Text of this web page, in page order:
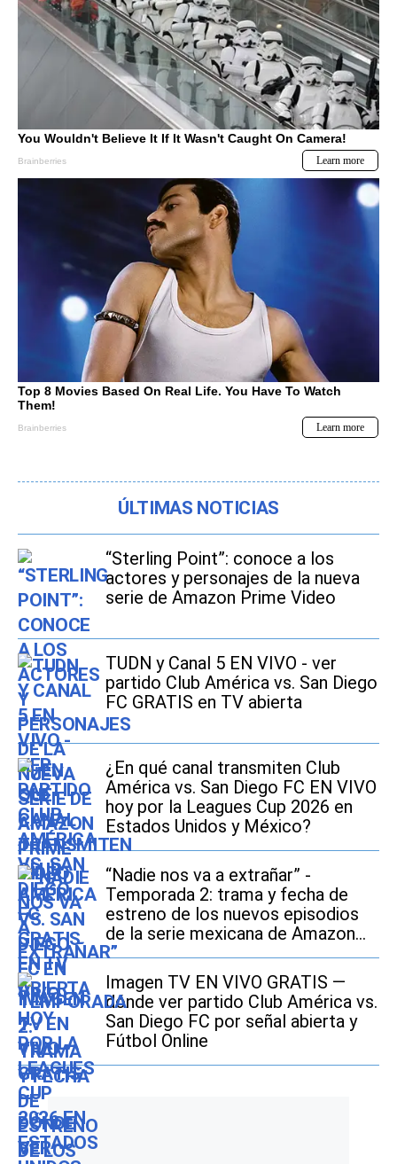
ÚLTIMAS NOTICIAS
“Sterling Point”: conoce a los
actores y personajes de la nueva
serie de Amazon Prime Video
TUDN y Canal 5 EN VIVO - ver
partido Club América vs. San Diego
FC GRATIS en TV abierta
¿En qué canal transmiten Club
América vs. San Diego FC EN VIVO
hoy por la Leagues Cup 2026 en
Estados Unidos y México?
“Nadie nos va a extrañar” -
Temporada 2: trama y fecha de
estreno de los nuevos episodios
de la serie mexicana de Amazon
Prime Video
Imagen TV EN VIVO GRATIS —
dónde ver partido Club América vs.
San Diego FC por señal abierta y
Fútbol Online